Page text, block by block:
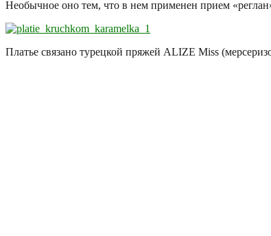
Необычное оно тем, что в нем применен прием
Платье связано турецкой пряжей ALIZE Miss